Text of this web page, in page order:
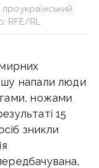
проукраїнський
RFE/RL
напали люди
ножами
15
зникли